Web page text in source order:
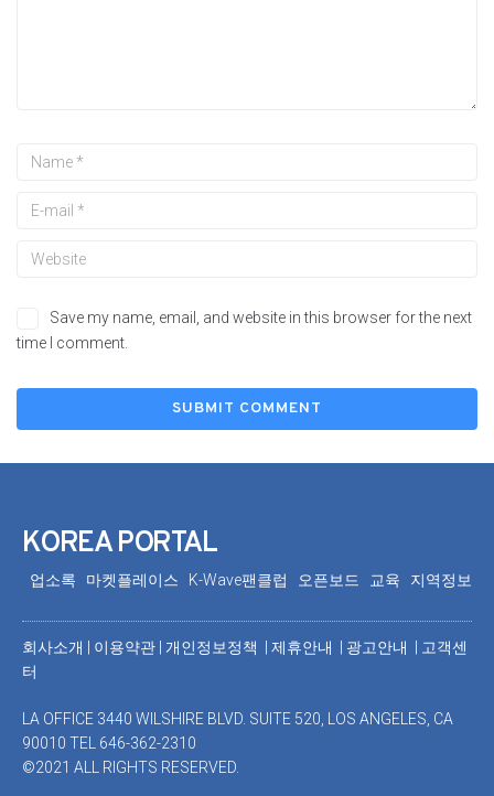
Save my name, email, and website in this browser for the next
time I comment.
KOREA PORTAL
업소록 마켓플레이스 K-Wave팬클럽 오픈보드 교육 지역정보
회사소개 이용약관 개인정보정책 | 제휴안내 | 광고안내
고객센
터
LA OFFICE 3440 WILSHIRE BLVD. SUITE 520, LOS ANGELES, CA
90010 TEL 646-362-2310
©2021 ALL RIGHTS RESERVED.